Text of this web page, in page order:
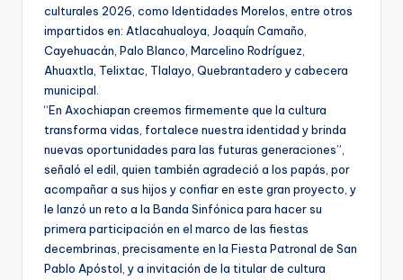
culturales 2026, como Identidades Morelos, entre otros
impartidos en: Atlacahualoya, Joaquín Camaño,
Cayehuacán, Palo Blanco, Marcelino Rodríguez,
Ahuaxtla, Telixtac, Tlalayo, Quebrantadero y cabecera
municipal.
“En Axochiapan creemos firmemente que la cultura
transforma vidas, fortalece nuestra identidad y brinda
nuevas oportunidades para las futuras generaciones”,
señaló el edil, quien también agradeció a los papás, por
acompañar a sus hijos y confiar en este gran proyecto, y
le lanzó un reto a la Banda Sinfónica para hacer su
primera participación en el marco de las fiestas
decembrinas, precisamente en la Fiesta Patronal de San
Pablo Apóstol, y a invitación de la titular de cultura